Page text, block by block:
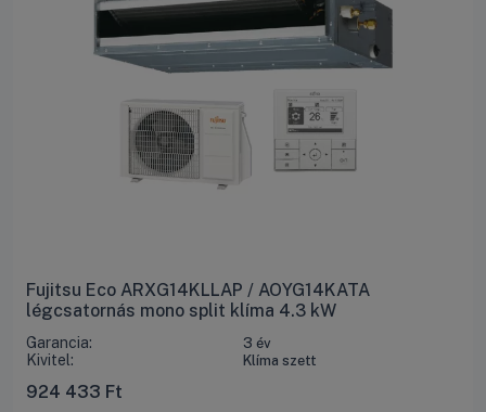
Fujitsu Eco ARXG14KLLAP / AOYG14KATA
légcsatornás mono split klíma 4.3 kW
Garancia: 3 év
Kivitel: Klíma szett
924 433 Ft